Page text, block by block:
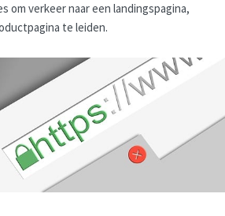
om verkeer naar een landingspagina,
te leiden.